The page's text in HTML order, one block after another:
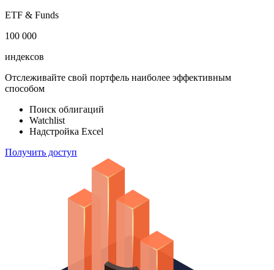
ETF & Funds
100 000
индексов
Отслеживайте свой портфель наиболее эффективным
способом
Поиск облигаций
Watchlist
Надстройка Excel
Получить доступ